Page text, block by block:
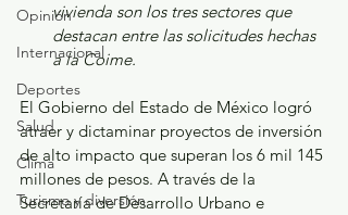
Opinión
Internacional
Deportes
Salud
Clima
Turismo y diversión
vivienda son los tres sectores que
destacan entre las solicitudes hechas
a la Coime.
El Gobierno del Estado de México logró
atraer y dictaminar proyectos de inversión
de alto impacto que superan los 6 mil 145
millones de pesos. A través de la
Secretaría de Desarrollo Urbano e